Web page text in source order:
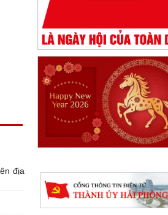
địa
Quyết định phê duyệt kết
xét tuyển viên chức Ban quản